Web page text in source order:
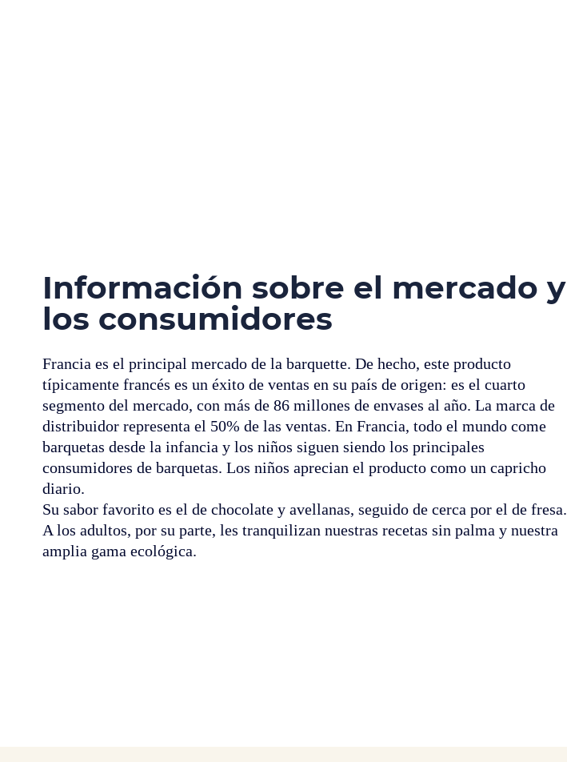
Información sobre el mercado y
los consumidores
Francia es el principal mercado de la barquette. De hecho, este producto
típicamente francés es un éxito de ventas en su país de origen: es el cuarto
segmento del mercado, con más de 86 millones de envases al año. La marca de
distribuidor representa el 50% de las ventas. En Francia, todo el mundo come
barquetas desde la infancia y los niños siguen siendo los principales
consumidores de barquetas. Los niños aprecian el producto como un capricho
diario.
Su sabor favorito es el de chocolate y avellanas, seguido de cerca por el de fresa.
A los adultos, por su parte, les tranquilizan nuestras recetas sin palma y nuestra
amplia gama ecológica.